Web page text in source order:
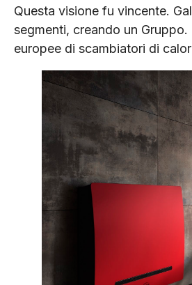
Questa visione fu vincente.
segmenti, creando un
europee di scambiatori di